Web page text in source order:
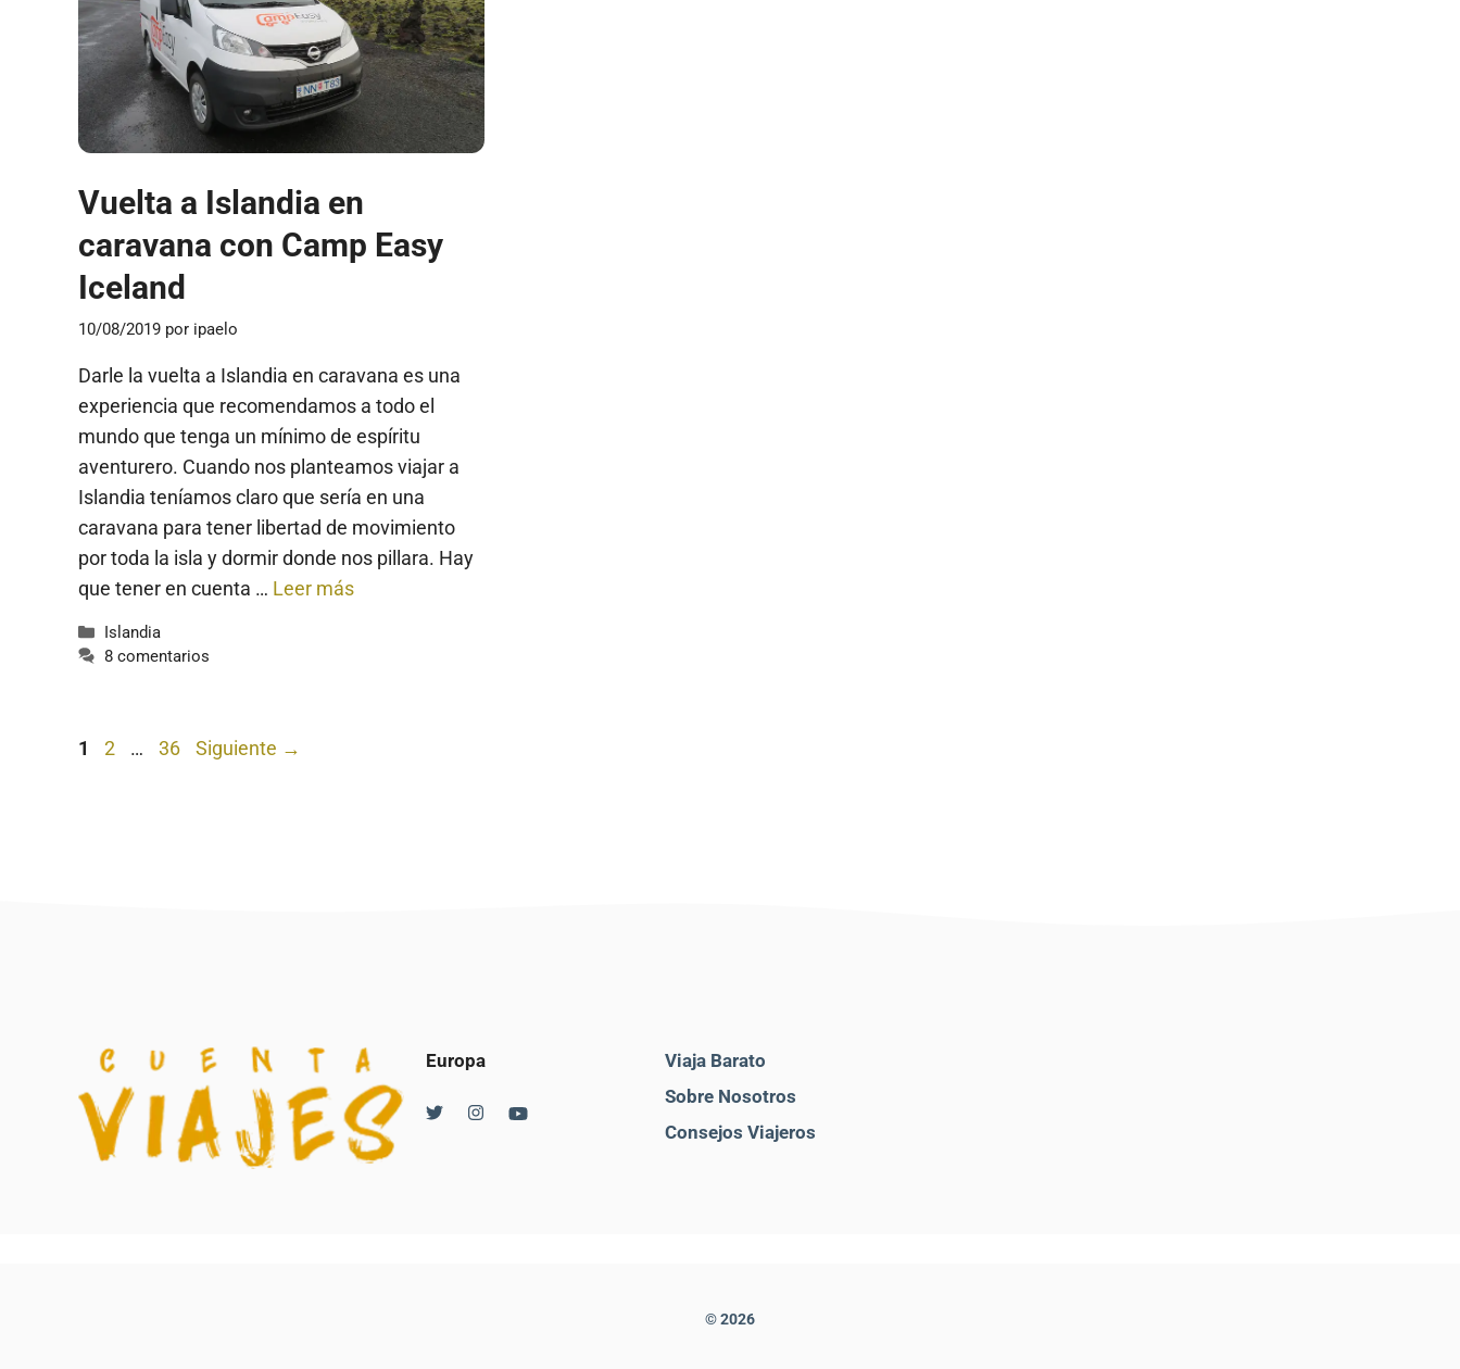
Vuelta a Islandia en
caravana con Camp Easy
Iceland
10/08/2019 por ipaelo
Darle la vuelta a Islandia en caravana es una
experiencia que recomendamos a todo el
mundo que tenga un mínimo de espíritu
aventurero. Cuando nos planteamos viajar a
Islandia teníamos claro que sería en una
caravana para tener libertad de movimiento
por toda la isla y dormir donde nos pillara. Hay
que tener en cuenta … Leer más
Categorías
Islandia
8 comentarios
Página
1 Página
2 … Página
36 Siguiente →
Europa
Viaja Barato
Sobre Nosotros
Consejos Viajeros
© 2026